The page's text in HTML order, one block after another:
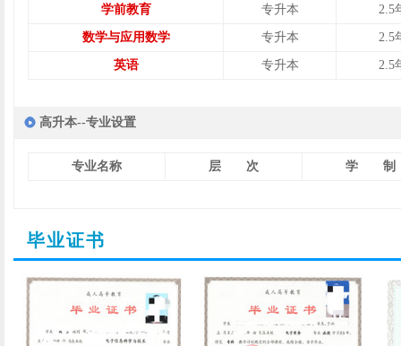
学前教育 专升本 2.5
数学与应用数学 专升本 2.5
英语 专升本 2.5
高升本--专业设置
专业名称 层 次 学 制
毕业证书